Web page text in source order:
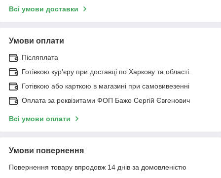
Всі умови доставки
Умови оплати
Післяплата
Готівкою кур'єру при доставці по Харкову та області.
Готівкою або карткою в магазині при самовивезенні
Оплата за реквізитами ФОП Бажо Сергій Євгенович
Всі умови оплати
Умови повернення
Повернення товару впродовж 14 днів за домовленістю